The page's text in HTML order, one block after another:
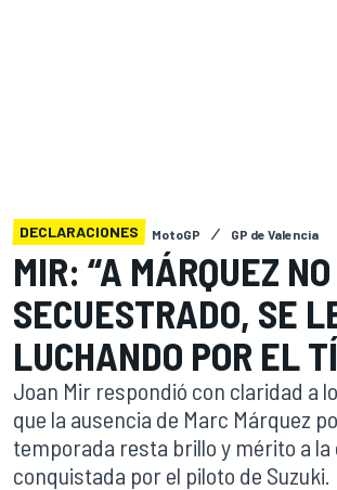
DECLARACIONES MotoGP GP de Valencia
MIR: “A MÁRQUEZ
SECUESTRADO, SE
LUCHANDO POR EL
Joan Mir respondió con claridad a
que la ausencia de Marc Márquez
temporada resta brillo y mérito a la
conquistada por el piloto de Suzuki.